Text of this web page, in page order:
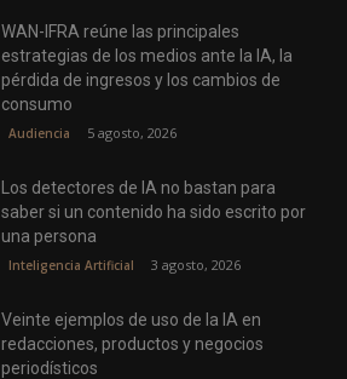
WAN-IFRA reúne las principales
estrategias de los medios ante la IA, la
pérdida de ingresos y los cambios de
consumo
Audiencia 5 agosto, 2026
Los detectores de IA no bastan para
saber si un contenido ha sido escrito por
una persona
Inteligencia Artificial 3 agosto, 2026
Veinte ejemplos de uso de la IA en
redacciones, productos y negocios
periodísticos